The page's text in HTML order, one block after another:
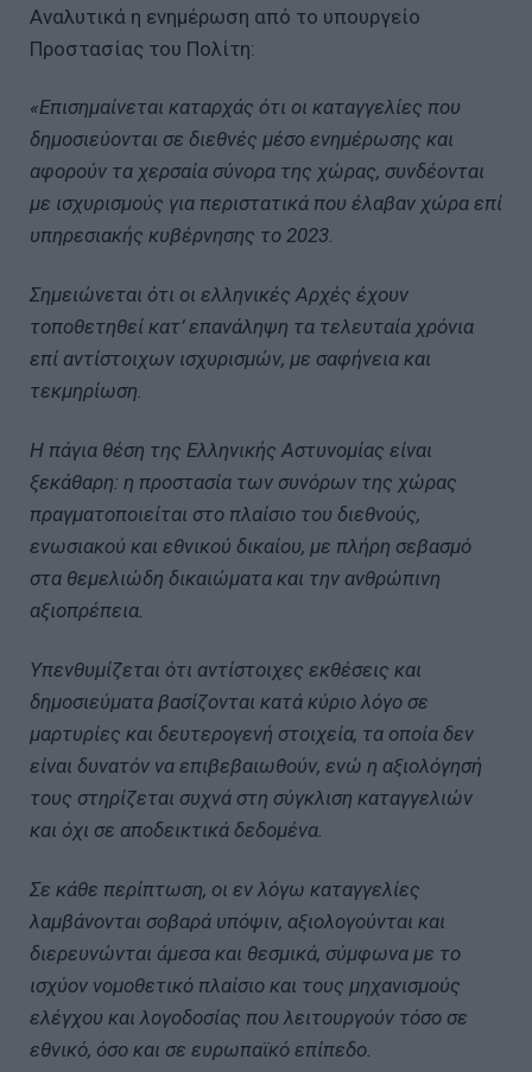
Αναλυτικά η ενημέρωση από το υπουργείο
Προστασίας του Πολίτη:
«Επισημαίνεται καταρχάς ότι οι καταγγελίες που
δημοσιεύονται σε διεθνές μέσο ενημέρωσης και
αφορούν τα χερσαία σύνορα της χώρας, συνδέονται
με ισχυρισμούς για περιστατικά που έλαβαν χώρα επί
υπηρεσιακής κυβέρνησης το 2023.
Σημειώνεται ότι οι ελληνικές Αρχές έχουν
τοποθετηθεί κατ’ επανάληψη τα τελευταία χρόνια
επί αντίστοιχων ισχυρισμών, με σαφήνεια και
τεκμηρίωση.
Η πάγια θέση της Ελληνικής Αστυνομίας είναι
ξεκάθαρη: η προστασία των συνόρων της χώρας
πραγματοποιείται στο πλαίσιο του διεθνούς,
ενωσιακού και εθνικού δικαίου, με πλήρη σεβασμό
στα θεμελιώδη δικαιώματα και την ανθρώπινη
αξιοπρέπεια.
Υπενθυμίζεται ότι αντίστοιχες εκθέσεις και
δημοσιεύματα βασίζονται κατά κύριο λόγο σε
μαρτυρίες και δευτερογενή στοιχεία, τα οποία δεν
είναι δυνατόν να επιβεβαιωθούν, ενώ η αξιολόγησή
τους στηρίζεται συχνά στη σύγκλιση καταγγελιών
και όχι σε αποδεικτικά δεδομένα.
Σε κάθε περίπτωση, οι εν λόγω καταγγελίες
λαμβάνονται σοβαρά υπόψιν, αξιολογούνται και
διερευνώνται άμεσα και θεσμικά, σύμφωνα με το
ισχύον νομοθετικό πλαίσιο και τους μηχανισμούς
ελέγχου και λογοδοσίας που λειτουργούν τόσο σε
εθνικό, όσο και σε ευρωπαϊκό επίπεδο.